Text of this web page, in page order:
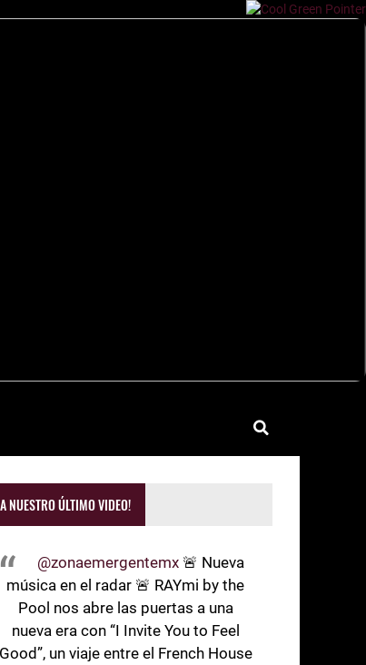
NUESTRO ÚLTIMO VIDEO!
@zonaemergentemx 🚨 Nueva
música en el radar 🚨 RAYmi by the
Pool nos abre las puertas a una
nueva era con “I Invite You to Feel
Good”, un viaje entre el French House